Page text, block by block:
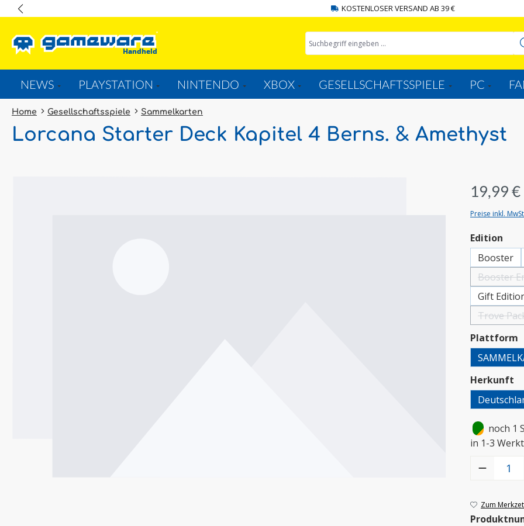
KOSTENLOSER VERSAND AB 39 €
NEWS PLAYSTATION NINTENDO XBOX GESELLSCHAFTSSPIELE PC
Home Gesellschaftsspiele Sammelkarten
Lorcana Starter Deck Kapitel 4 Berns. & Amethyst
19,99 €
Preise inkl.
Edition
Booster
Booster
Gift
Trove
Plattform
Herkunft
noch 1
in 1-3
Produkt
Zum